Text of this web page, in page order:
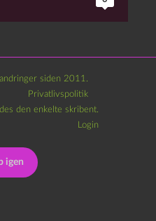
siden 2011.
Privatlivspolitik
igen
den enkelte skribent.
Login